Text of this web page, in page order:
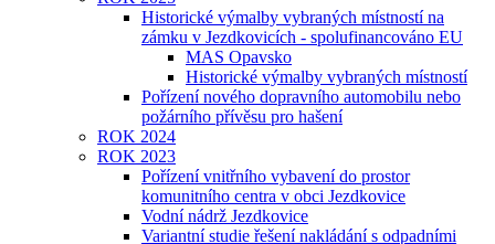
Historické výmalby vybraných místností na
zámku v Jezdkovicích - spolufinancováno EU
MAS Opavsko
Historické výmalby vybraných místností
Pořízení nového dopravního automobilu nebo
požárního přívěsu pro hašení
ROK 2024
ROK 2023
Pořízení vnitřního vybavení do prostor
komunitního centra v obci Jezdkovice
Vodní nádrž Jezdkovice
Variantní studie řešení nakládání s odpadními